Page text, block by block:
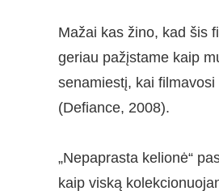
Mažai kas žino, kad šis
geriau pažįstame kaip
senamiestį, kai
(Defiance, 2008).
„Nepaprasta kelionė“
kaip viską